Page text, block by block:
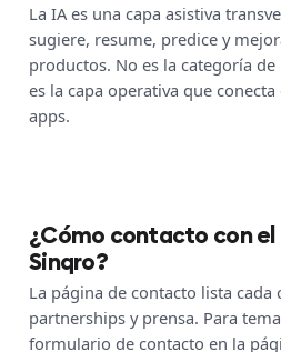
La IA es una capa asistiva
sugiere, resume, predice y
productos. No es la categoría
es la capa operativa que conecta
apps.
¿Cómo contacto con
Sinqro?
La página de contacto lista cada
partnerships y prensa. Para
formulario de contacto en la